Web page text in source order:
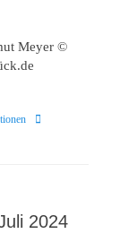
Meyer ©
Schlagworte
2024